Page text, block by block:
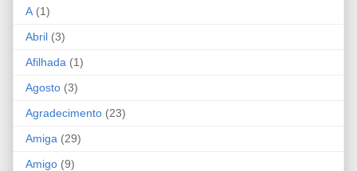
A (1)
Abril (3)
Afilhada (1)
Agosto (3)
Agradecimento (23)
Amiga (29)
Amigo (9)